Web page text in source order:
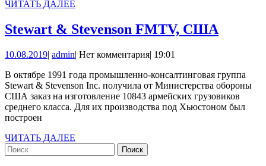
ЧИТАТЬ ДАЛЕЕ
Stewart & Stevenson FMTV, США
FMTV,
США
10.08.201910.08.2019
| adminadmin
| Нет комментария| 19:01
В октябре 1991 года промышленно-консалтинговая группа
Stewart & Stevenson Inc. получила от Министерства обороны
США заказ на изготовление 10843 армейских грузовиков
среднего класса. Для их производства под Хьюстоном был
построен
ЧИТАТЬ ДАЛЕЕ
Найти: